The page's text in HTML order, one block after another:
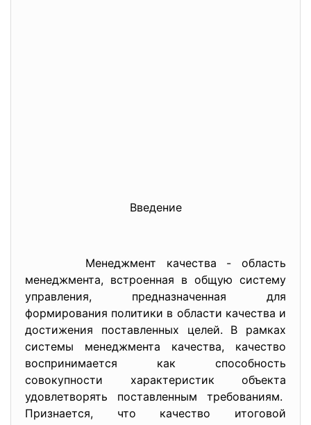
Введение
Менеджмент качества - область
менеджмента, встроенная в общую систему
управления, предназначенная для
формирования политики в области качества и
достижения поставленных целей. В рамках
системы менеджмента качества, качество
воспринимается как способность
совокупности характеристик объекта
удовлетворять поставленным требованиям.
Признается, что качество итоговой